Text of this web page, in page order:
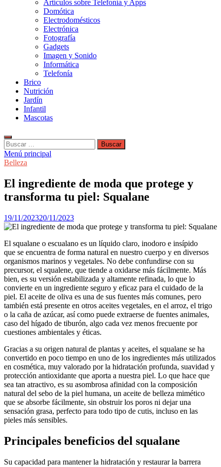
Artículos sobre Telefonía y Apps
Domótica
Electrodomésticos
Electrónica
Fotografía
Gadgets
Imagen y Sonido
Informática
Telefonía
Brico
Nutrición
Jardín
Infantil
Mascotas
Buscar:
Menú principal
Belleza
El ingrediente de moda que protege y
transforma tu piel: Squalane
19/11/202320/11/2023
El squalane o escualano es un líquido claro, inodoro e insípido
que se encuentra de forma natural en nuestro cuerpo y en diversos
organismos marinos y vegetales. No debe confundirse con su
precursor, el squalene, que tiende a oxidarse más fácilmente. Más
bien, es su versión estabilizada y altamente refinada, lo que lo
convierte en un ingrediente seguro y eficaz para el cuidado de la
piel. El aceite de oliva es una de sus fuentes más comunes, pero
también está presente en otros aceites vegetales, en el arroz, el trigo
o la caña de azúcar, así como puede extraerse de fuentes animales,
caso del hígado de tiburón, algo cada vez menos frecuente por
cuestiones ambientales y éticas.
Gracias a su origen natural de plantas y aceites, el squalane se ha
convertido en poco tiempo en uno de los ingredientes más utilizados
en cosmética, muy valorado por la hidratación profunda, suavidad y
protección antioxidante que aporta a nuestra piel. Lo que hace que
sea tan atractivo, es su asombrosa afinidad con la composición
natural del sebo de la piel humana, un aceite de belleza mimético
que se absorbe fácilmente, sin obstruir los poros ni dejar una
sensación grasa, perfecto para todo tipo de cutis, incluso en las
pieles más sensibles.
Principales beneficios del squalane
Su capacidad para mantener la hidratación y restaurar la barrera